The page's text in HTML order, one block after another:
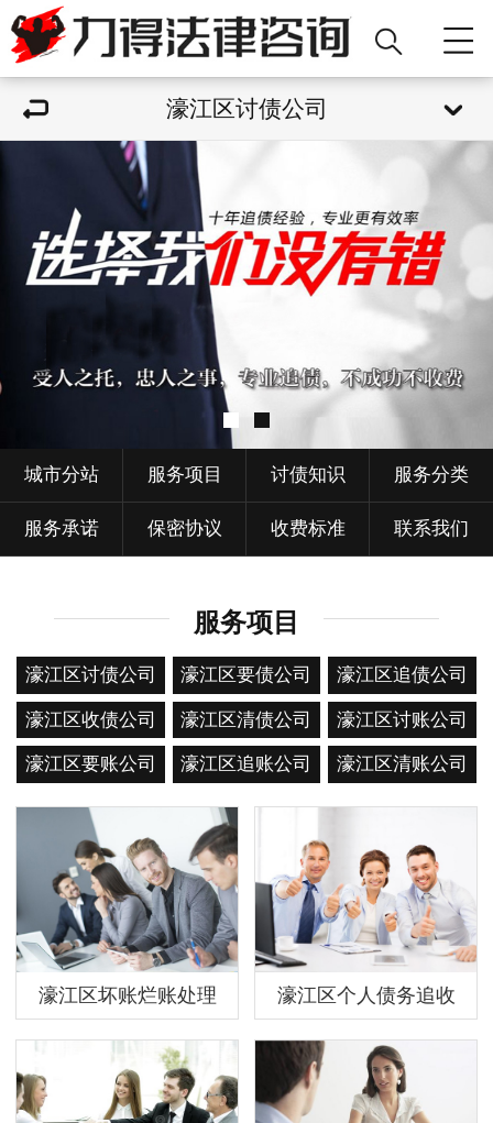
濠江区讨债公司
城市分站 服务项目 讨债知识 服务分类
服务承诺 保密协议 收费标准 联系我们
服务项目
濠江区讨债公司 濠江区要债公司 濠江区追债公司
濠江区收债公司 濠江区清债公司 濠江区讨账公司
濠江区要账公司 濠江区追账公司 濠江区清账公司
濠江区坏账烂账处理 濠江区个人债务追收